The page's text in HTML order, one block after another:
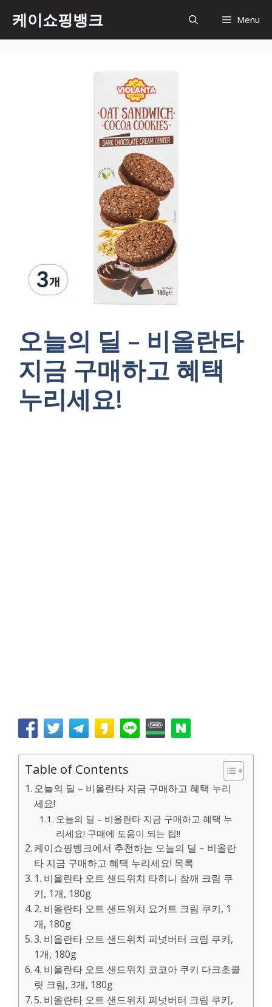
content
케이쇼핑뱅크 Menu
오늘의 딜 – 비올란타
지금 구매하고 혜택
누리세요!
Table of Contents
오늘의 딜 – 비올란타 지금 구매하고 혜택 누리
세요!
오늘의 딜 – 비올란타 지금 구매하고 혜택 누
리세요! 구매에 도움이 되는 팁!!
케이쇼핑뱅크에서 추천하는 오늘의 딜 – 비올란
타 지금 구매하고 혜택 누리세요! 목록
1. 비올란타 오트 샌드위치 타히니 참깨 크림 쿠
키, 1개, 180g
2. 비올란타 오트 샌드위치 요거트 크림 쿠키, 1
개, 180g
3. 비올란타 오트 샌드위치 피넛버터 크림 쿠키,
1개, 180g
4. 비올란타 오트 샌드위치 코코아 쿠키 다크초콜
릿 크림, 3개, 180g
5. 비올란타 오트 샌드위치 피넛버터 크림 쿠키,